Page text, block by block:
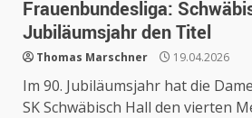
Frauenbundesliga:
Jubiläumsjahr den Titel
Thomas Marschner 19.04.2026
Im 90. Jubiläumsjahr hat die
SK Schwäbisch Hall den vierten